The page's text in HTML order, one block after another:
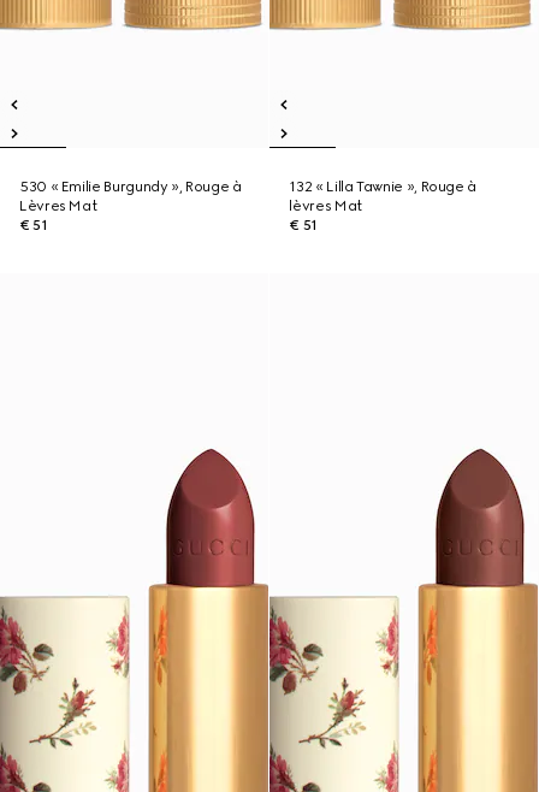
530 « Emilie Burgundy », Rouge à
Lèvres Mat
€ 51
132 « Lilla Tawnie », Rouge à
lèvres Mat
€ 51